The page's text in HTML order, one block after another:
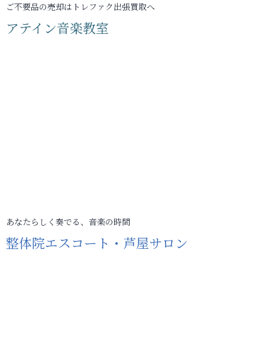
ご不要品の売却はトレファク出張買取へ
アテイン音楽教室
あなたらしく奏でる、音楽の時間
整体院エスコート・芦屋サロン